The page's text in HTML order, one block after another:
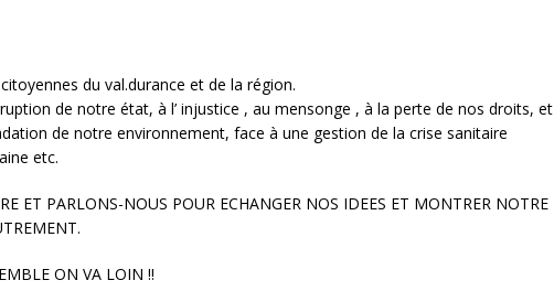
du val.durance et de la région.
de notre état, à l’ injustice , au mensonge , à la perte de nos droits, et
de notre environnement, face à une gestion de la crise sanitaire
etc.
ET PARLONS-NOUS POUR ECHANGER NOS IDEES ET MONTRER NOTRE
ON VA LOIN !!